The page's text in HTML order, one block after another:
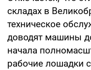
складах в
техническое
доводят машины
начала
рабочие лошадки